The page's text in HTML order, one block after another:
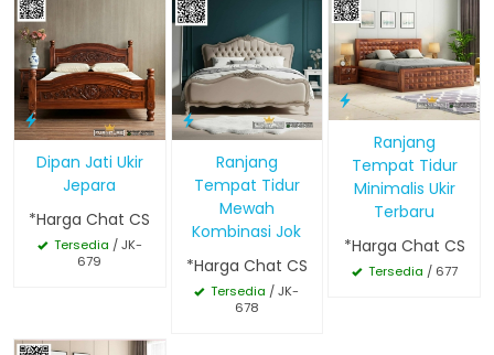
Dipan Jati Ukir
Jepara
*Harga Chat CS
Tersedia / JK-
679
Ranjang
Tempat Tidur
Mewah
Kombinasi Jok
*Harga Chat CS
Tersedia / JK-
678
Ranjang
Tempat Tidur
Minimalis Ukir
Terbaru
*Harga Chat CS
Tersedia / 677